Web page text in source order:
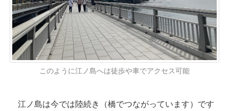
このように江ノ島へは徒歩や車でアクセス可能
江ノ島は今では陸続き（橋でつながっています）です